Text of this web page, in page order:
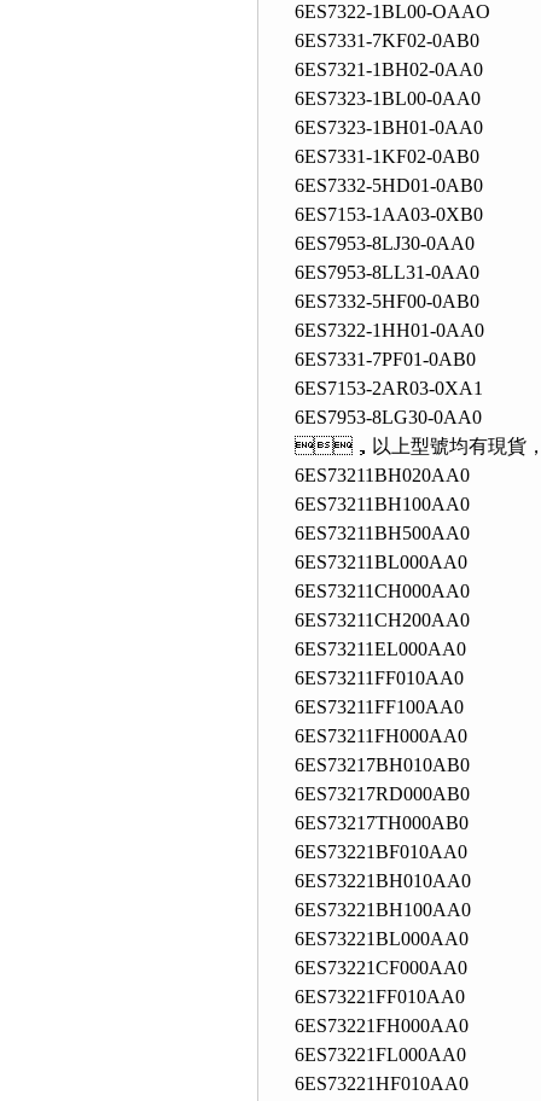
6ES7322-1BL00-OAAO
6ES7331-7KF02-0AB0
6ES7321-1BH02-0AA0
6ES7323-1BL00-0AA0
6ES7323-1BH01-0AA0
6ES7331-1KF02-0AB0
6ES7332-5HD01-0AB0
6ES7153-1AA03-0XB0
6ES7953-8LJ30-0AA0
6ES7953-8LL31-0AA0
6ES7332-5HF00-0AB0
6ES7322-1HH01-0AA0
6ES7331-7PF01-0AB0
6ES7153-2AR03-0XA1
6ES7953-8LG30-0AA0
，以上型號均有現貨，
6ES73211BH020AA0
6ES73211BH100AA0
6ES73211BH500AA0
6ES73211BL000AA0
6ES73211CH000AA0
6ES73211CH200AA0
6ES73211EL000AA0
6ES73211FF010AA0
6ES73211FF100AA0
6ES73211FH000AA0
6ES73217BH010AB0
6ES73217RD000AB0
6ES73217TH000AB0
6ES73221BF010AA0
6ES73221BH010AA0
6ES73221BH100AA0
6ES73221BL000AA0
6ES73221CF000AA0
6ES73221FF010AA0
6ES73221FH000AA0
6ES73221FL000AA0
6ES73221HF010AA0